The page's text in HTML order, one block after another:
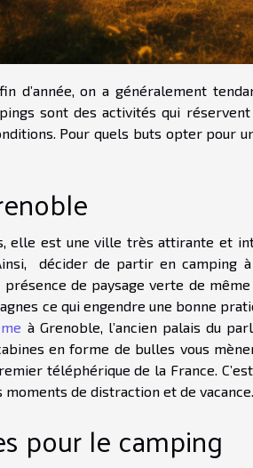
d’année, on a généralement
sont des activités qui
Pour quels buts opter pour
elle est une ville très attirante et
décider de partir en camping
de paysage verte de même
ce qui engendre une bonne
à Grenoble, l’ancien palais du
en forme de bulles vous
téléphérique de la France.
de distraction et de vacance.
pour le camping